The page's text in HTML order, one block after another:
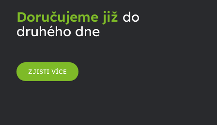
Doručujeme již do
druhého dne
ZJISTI VÍCE